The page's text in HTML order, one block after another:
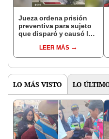
Jueza ordena prisión
preventiva para sujeto
que disparó y causó la
universitario
LEER MÁS
LO MÁS VISTO LO